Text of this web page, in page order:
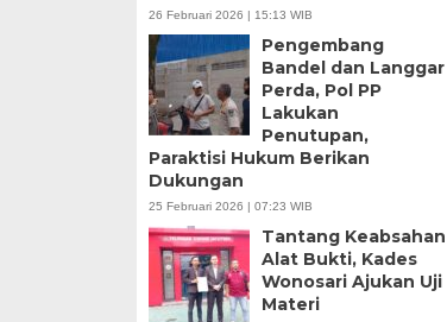
26 Februari 2026 | 15:13 WIB
Pengembang
Bandel dan Langgar
Perda, Pol PP
Lakukan
Penutupan,
Paraktisi Hukum Berikan
Dukungan
25 Februari 2026 | 07:23 WIB
Tantang Keabsahan
Alat Bukti, Kades
Wonosari Ajukan Uji
Materi